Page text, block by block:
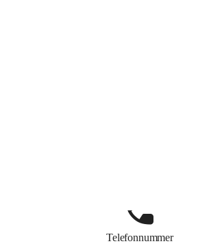
Telefonnummer